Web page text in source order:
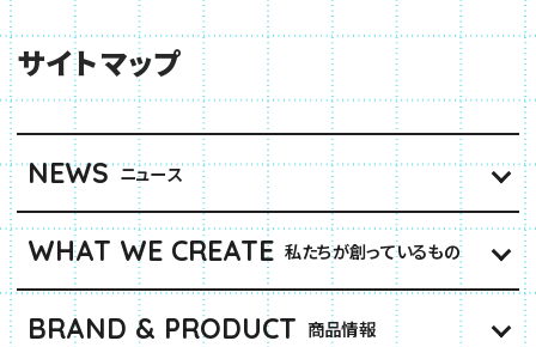
サイトマップ
NEWS ニュース
WHAT WE CREATE 私たちが創っているもの
BRAND & PRODUCT 商品情報